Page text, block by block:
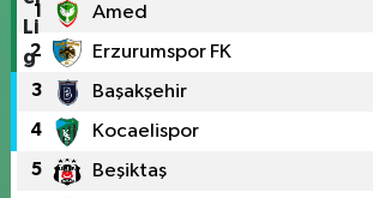
1 Amed
2 Erzurumspor FK
3 Başakşehir
4 Kocaelispor
5 Beşiktaş